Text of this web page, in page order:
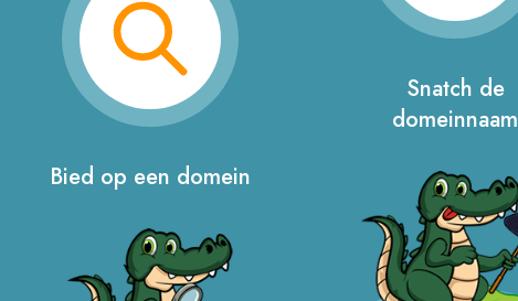
Bied op een domein
Snatch de
domeinnaam